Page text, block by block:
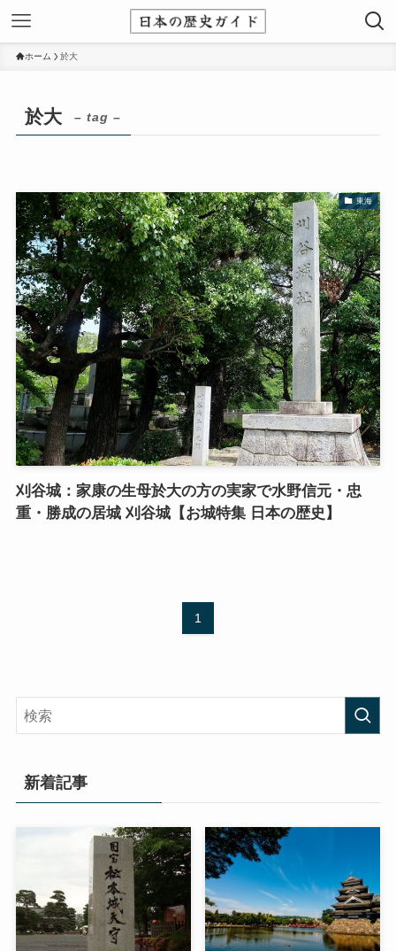
ホーム 於大
於大 – tag –
東海
刈谷城：家康の生母於大の方の実家で水野信元・忠
重・勝成の居城 刈谷城【お城特集 日本の歴史】
1
新着記事